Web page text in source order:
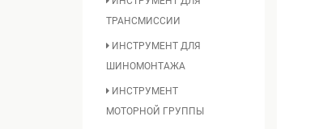
ТРАНСМИССИИ
ИНСТРУМЕНТ ДЛЯ
ШИНОМОНТАЖА
ИНСТРУМЕНТ
МОТОРНОЙ ГРУППЫ